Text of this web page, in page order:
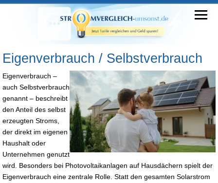
Eigenverbrauch / Selbstverbrauch
Eigenverbrauch –
auch Selbstverbrauch
genannt – beschreibt
den Anteil des selbst
erzeugten Stroms,
der direkt im eigenen
Haushalt oder
Unternehmen genutzt
wird. Besonders bei Photovoltaikanlagen auf Hausdächern spielt der
Eigenverbrauch eine zentrale Rolle. Statt den gesamten Solarstrom